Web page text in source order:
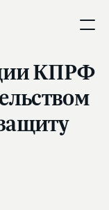
КПРФ